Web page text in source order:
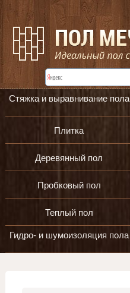
Стяжка и выравнивание пола
Плитка
Деревянный пол
Пробковый пол
Теплый пол
Гидро- и шумоизоляция пола